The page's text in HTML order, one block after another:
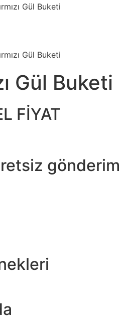
Gül Buketi
Gül Buketi
Gül Buketi
FİYAT
gönderim